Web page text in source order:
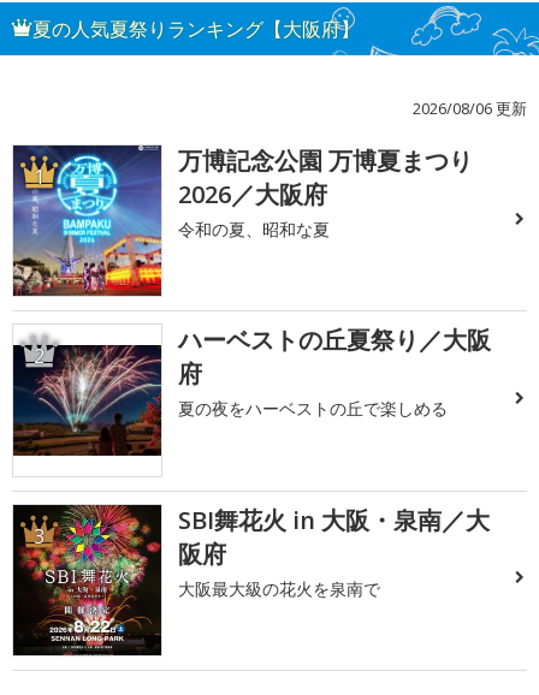
夏の人気夏祭りランキング【大阪府】
2026/08/06 更新
1
万博記念公園 万博夏まつり
2026／大阪府
令和の夏、昭和な夏
2
ハーベストの丘夏祭り／大阪
府
夏の夜をハーベストの丘で楽しめる
3
SBI舞花火 in 大阪・泉南／大
阪府
大阪最大級の花火を泉南で